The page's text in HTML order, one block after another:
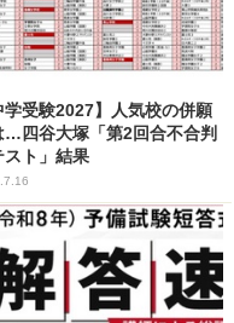
学受験2027】人気校の併願
…四谷大塚「第2回合不合判
スト」結果